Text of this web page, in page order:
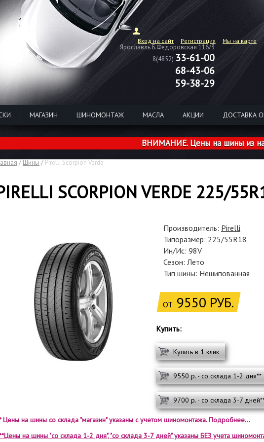
Вход на сайт Регистрация Мы на карте
Ярославль Б.Федоровская 116/3
8(4852) 33-61-00
68-43-06
59-38-29
МАГАЗИН ШИНОМОНТАЖ МАСЛА АКЦИИ ДОСТАВКА
ВНИМАНИЕ. Цены на шины из
/ Шины / Pirelli Scorpion Verde
SCORPION VERDE 225/
Производитель: Pirelli
Типоразмер: 225/55R18
Ин/Ис: 98V
Сезон: Лето
Тип шины: Нешипованная
ОТ 9550 РУБ.
Купить:
Купить в 1 клик
9550 р. - со склада 1-2 дня**
9700 р. - со склада 3-7
Цены на шины со склада "магазин" указаны с учетом шиномонтажа. Подробнее...
на шины "со склада 1-2 дня", "со склада 3-7 дней" указаны БЕЗ учета